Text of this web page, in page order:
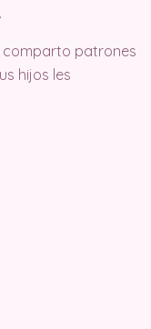
comparto patrones
hijos les